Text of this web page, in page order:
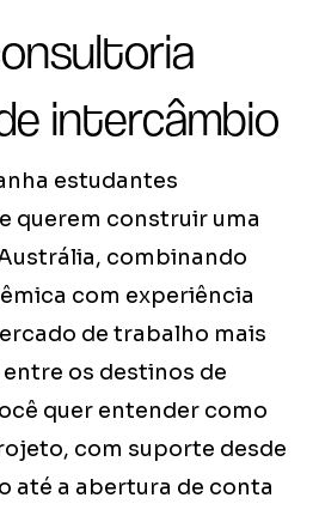
intercâmbio
estudantes
querem construir uma
combinando
com experiência
de trabalho mais
os destinos de
quer entender como
com suporte desde
até a abertura de conta